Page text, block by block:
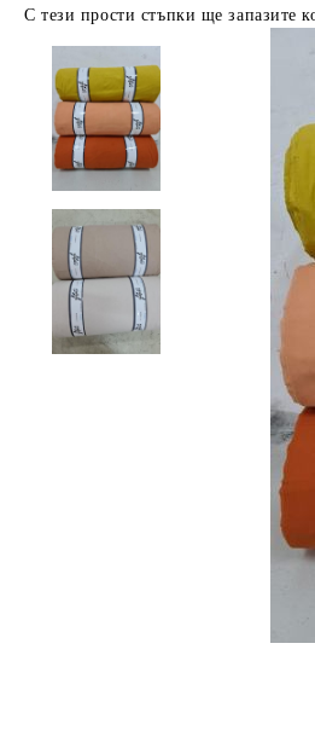
С тези прости стъпки ще запазите